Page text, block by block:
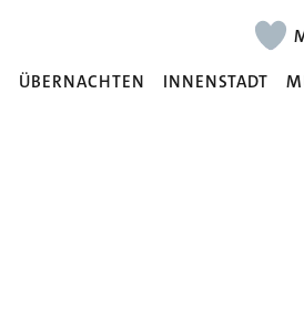
ÜBERNACHTEN INNENSTADT